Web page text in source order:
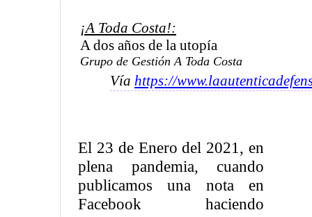
¡A Toda Costa!:
A dos años de la utopía
Grupo de Gestión A Toda Costa
Vía https://
El 23 de Enero del 2021, en
plena pandemia, cuando
publicamos una nota en
Facebook haciendo